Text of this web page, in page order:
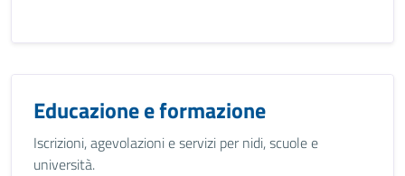
Educazione e formazione
Iscrizioni, agevolazioni e servizi per nidi, scuole e
università.